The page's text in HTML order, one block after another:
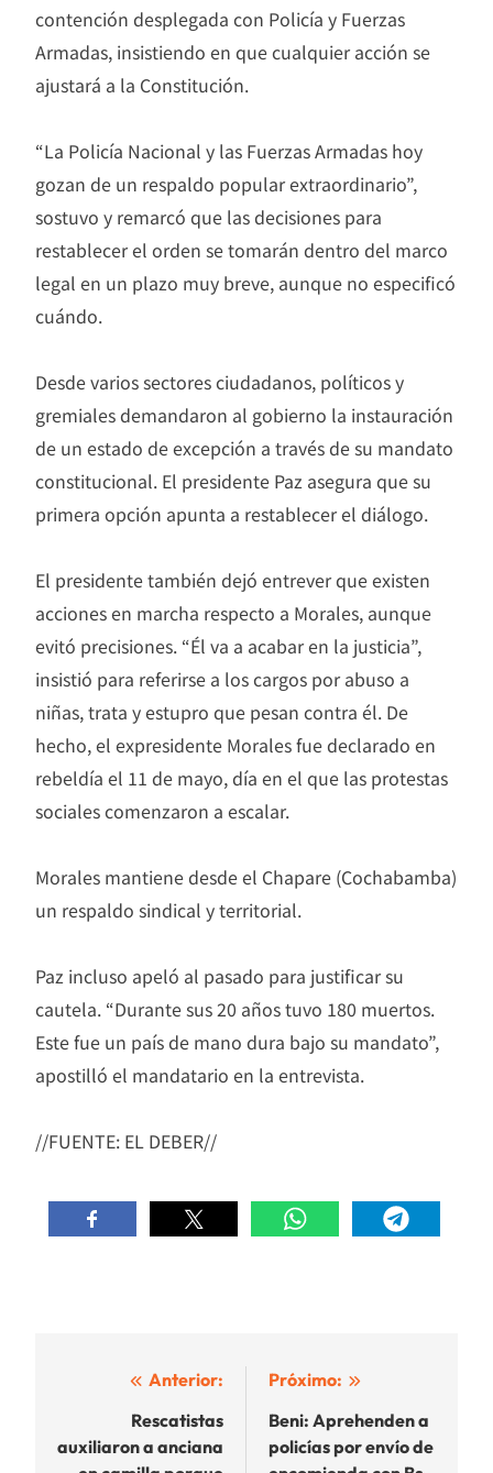
contención desplegada con Policía y Fuerzas
Armadas, insistiendo en que cualquier acción se
ajustará a la Constitución.
“La Policía Nacional y las Fuerzas Armadas hoy
gozan de un respaldo popular extraordinario”,
sostuvo y remarcó que las decisiones para
restablecer el orden se tomarán dentro del marco
legal en un plazo muy breve, aunque no especificó
cuándo.
Desde varios sectores ciudadanos, políticos y
gremiales demandaron al gobierno la instauración
de un estado de excepción a través de su mandato
constitucional. El presidente Paz asegura que su
primera opción apunta a restablecer el diálogo.
El presidente también dejó entrever que existen
acciones en marcha respecto a Morales, aunque
evitó precisiones. “Él va a acabar en la justicia”,
insistió para referirse a los cargos por abuso a
niñas, trata y estupro que pesan contra él. De
hecho, el expresidente Morales fue declarado en
rebeldía el 11 de mayo, día en el que las protestas
sociales comenzaron a escalar.
Morales mantiene desde el Chapare (Cochabamba)
un respaldo sindical y territorial.
Paz incluso apeló al pasado para justificar su
cautela. “Durante sus 20 años tuvo 180 muertos.
Este fue un país de mano dura bajo su mandato”,
apostilló el mandatario en la entrevista.
//FUENTE: EL DEBER//
Navegación
entradas
Anterior:
Rescatistas
auxiliaron a anciana
Próximo:
Beni: Aprehenden a
policías por envío de